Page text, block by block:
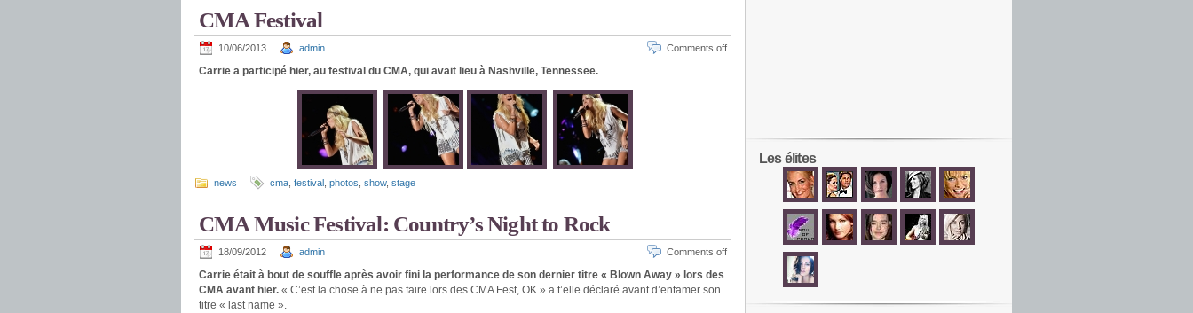
CMA Festival
10/06/2013 admin Comments off
Carrie a participé hier, au festival du CMA, qui avait lieu à Nashville, Tennessee.
news cma festival photos show, stage
CMA Music Festival: Country’s Night to Rock
18/09/2012 admin Comments off
Carrie était à bout de souffle après avoir fini la performance de son dernier titre « Blown Away » lors des
CMA avant hier. « C’est la chose à ne pas faire lors des CMA Fest, OK » a t’elle déclaré avant d’entamer son
titre « last name ».
Les élites